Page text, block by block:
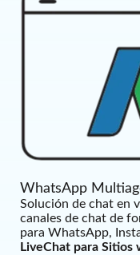
WhatsApp
Solución de chat en
canales de chat de
para WhatsApp,
LiveChat para Sitios